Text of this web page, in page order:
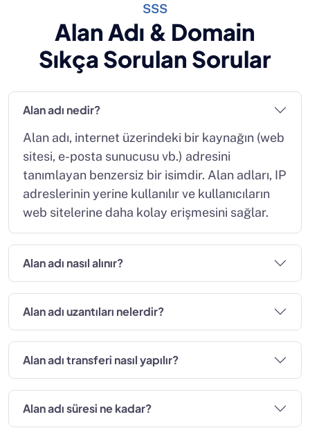
SSS
Alan Adı & Domain
Sıkça Sorulan Sorular
Alan adı nedir?
Alan adı, internet üzerindeki bir kaynağın (web
sitesi, e-posta sunucusu vb.) adresini
tanımlayan benzersiz bir isimdir. Alan adları, IP
adreslerinin yerine kullanılır ve kullanıcıların
web sitelerine daha kolay erişmesini sağlar.
Alan adı nasıl alınır?
Alan adı uzantıları nelerdir?
Alan adı transferi nasıl yapılır?
Alan adı süresi ne kadar?